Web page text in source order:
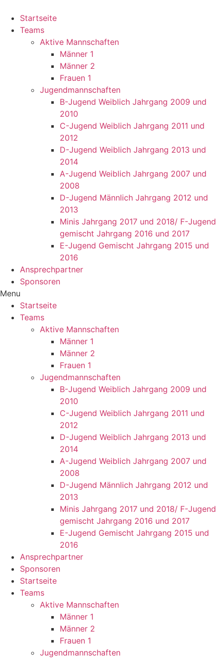
Startseite
Teams
Aktive Mannschaften
Männer 1
Männer 2
Frauen 1
Jugendmannschaften
B-Jugend Weiblich Jahrgang 2009 und
2010
C-Jugend Weiblich Jahrgang 2011 und
2012
D-Jugend Weiblich Jahrgang 2013 und
2014
A-Jugend Weiblich Jahrgang 2007 und
2008
D-Jugend Männlich Jahrgang 2012 und
2013
Minis Jahrgang 2017 und 2018/ F-Jugend
gemischt Jahrgang 2016 und 2017
E-Jugend Gemischt Jahrgang 2015 und
2016
Ansprechpartner
Sponsoren
Menu
Startseite
Teams
Aktive Mannschaften
Männer 1
Männer 2
Frauen 1
Jugendmannschaften
B-Jugend Weiblich Jahrgang 2009 und
2010
C-Jugend Weiblich Jahrgang 2011 und
2012
D-Jugend Weiblich Jahrgang 2013 und
2014
A-Jugend Weiblich Jahrgang 2007 und
2008
D-Jugend Männlich Jahrgang 2012 und
2013
Minis Jahrgang 2017 und 2018/ F-Jugend
gemischt Jahrgang 2016 und 2017
E-Jugend Gemischt Jahrgang 2015 und
2016
Ansprechpartner
Sponsoren
Startseite
Teams
Aktive Mannschaften
Männer 1
Männer 2
Frauen 1
Jugendmannschaften